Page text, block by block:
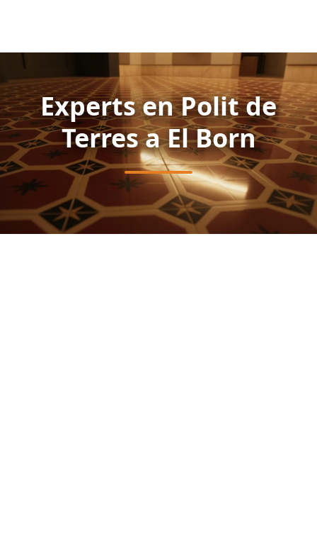
Experts en Polit de
Terres a El Born